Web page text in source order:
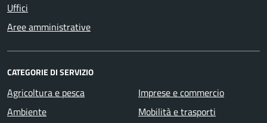
Uffici
Aree amministrative
CATEGORIE DI SERVIZIO
Agricoltura e pesca
Ambiente
Imprese e commercio
Mobilità e trasporti